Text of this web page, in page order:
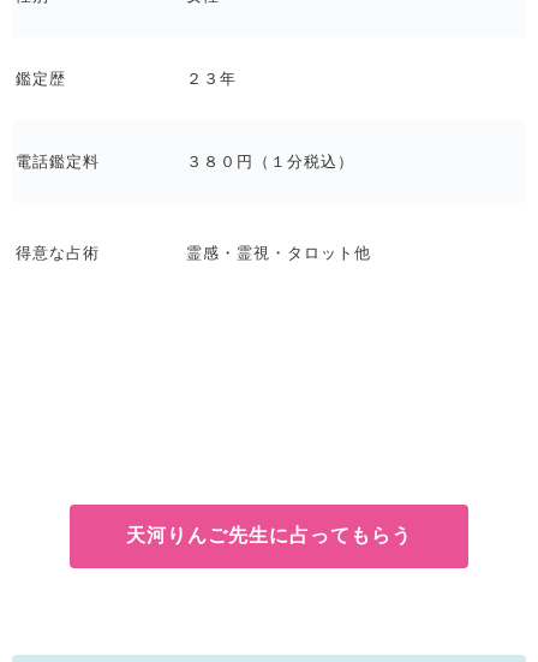
鑑定歴 ２３年
電話鑑定料 ３８０円（１分税込）
得意な占術 霊感・霊視・タロット他
天河りんご先生に占ってもらう